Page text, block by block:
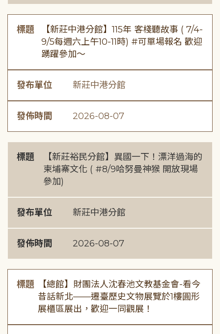
標題
【新莊中港分館】115年 客棧聽故事 ( 7/4-
9/5每週六上午10-11時) #可單場報名 歡迎
踴躍參加～
發布單位 新莊中港分館
發佈時間 2026-08-07
標題
【新莊裕民分館】異國一下！漂洋過海的
柬埔寨文化 ( #8/9哈努曼神猴 開放現場
參加)
發布單位 新莊中港分館
發佈時間 2026-08-07
標題
【總館】財團法人沈春池文教基金會-看今
昔話新北——遷臺歷史文物展覽於1樓圓形
展櫃區展出，歡迎一同觀展！